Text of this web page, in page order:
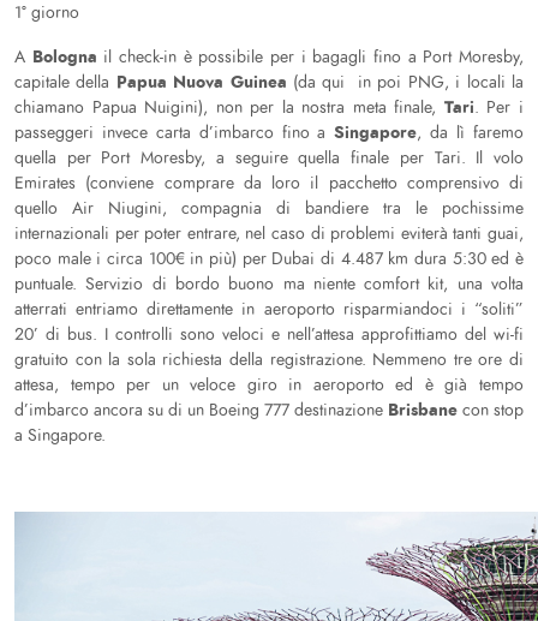
1° giorno
A Bologna il check-in è possibile per i bagagli fino a Port Moresby,
capitale della Papua Nuova Guinea (da qui in poi PNG, i locali la
chiamano Papua Nuigini), non per la nostra meta finale, Tari. Per i
passeggeri invece carta d’imbarco fino aSingapore, da lì faremo
quella per Port Moresby, a seguire quella finale per Tari. Il volo
Emirates (conviene comprare da loro il pacchetto comprensivo di
quello Air Niugini, compagnia di bandiere tra le pochissime
internazionali per poter entrare, nel caso di problemi eviterà tanti guai,
poco male i circa 100€ in più) per Dubai di 4.487 km dura 5:30 ed è
puntuale. Servizio di bordo buono ma niente comfort kit, una volta
atterrati entriamo direttamente in aeroporto risparmiandoci i “soliti”
20’ di bus. I controlli sono veloci e nell’attesa approfittiamo del wi-fi
gratuito con la sola richiesta della registrazione. Nemmeno tre ore di
attesa, tempo per un veloce giro in aeroporto ed è già tempo
d’imbarco ancora su di un Boeing 777 destinazione Brisbane con stop
a Singapore.